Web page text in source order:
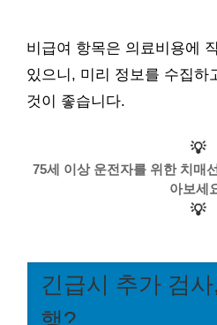
비급여 항목은 의료비용에
있으니, 미리 정보를 수집하
것이 좋습니다.
💡
75세 이상 운전자를 위한 치매
아보세
💡
긴급시 추가 검
행?